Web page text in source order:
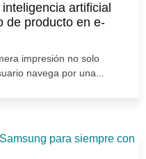
artificial
de producto en e-
impresión no solo
navega por una...